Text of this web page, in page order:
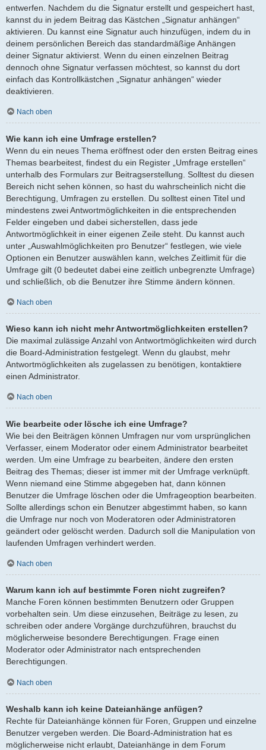
entwerfen. Nachdem du die Signatur erstellt und gespeichert hast,
kannst du in jedem Beitrag das Kästchen „Signatur anhängen“
aktivieren. Du kannst eine Signatur auch hinzufügen, indem du in
deinem persönlichen Bereich das standardmäßige Anhängen
deiner Signatur aktivierst. Wenn du einen einzelnen Beitrag
dennoch ohne Signatur verfassen möchtest, so kannst du dort
einfach das Kontrollkästchen „Signatur anhängen“ wieder
deaktivieren.
Nach oben
Wie kann ich eine Umfrage erstellen?
Wenn du ein neues Thema eröffnest oder den ersten Beitrag eines
Themas bearbeitest, findest du ein Register „Umfrage erstellen“
unterhalb des Formulars zur Beitragserstellung. Solltest du diesen
Bereich nicht sehen können, so hast du wahrscheinlich nicht die
Berechtigung, Umfragen zu erstellen. Du solltest einen Titel und
mindestens zwei Antwortmöglichkeiten in die entsprechenden
Felder eingeben und dabei sicherstellen, dass jede
Antwortmöglichkeit in einer eigenen Zeile steht. Du kannst auch
unter „Auswahlmöglichkeiten pro Benutzer“ festlegen, wie viele
Optionen ein Benutzer auswählen kann, welches Zeitlimit für die
Umfrage gilt (0 bedeutet dabei eine zeitlich unbegrenzte Umfrage)
und schließlich, ob die Benutzer ihre Stimme ändern können.
Nach oben
Wieso kann ich nicht mehr Antwortmöglichkeiten erstellen?
Die maximal zulässige Anzahl von Antwortmöglichkeiten wird durch
die Board-Administration festgelegt. Wenn du glaubst, mehr
Antwortmöglichkeiten als zugelassen zu benötigen, kontaktiere
einen Administrator.
Nach oben
Wie bearbeite oder lösche ich eine Umfrage?
Wie bei den Beiträgen können Umfragen nur vom ursprünglichen
Verfasser, einem Moderator oder einem Administrator bearbeitet
werden. Um eine Umfrage zu bearbeiten, ändere den ersten
Beitrag des Themas; dieser ist immer mit der Umfrage verknüpft.
Wenn niemand eine Stimme abgegeben hat, dann können
Benutzer die Umfrage löschen oder die Umfrageoption bearbeiten.
Sollte allerdings schon ein Benutzer abgestimmt haben, so kann
die Umfrage nur noch von Moderatoren oder Administratoren
geändert oder gelöscht werden. Dadurch soll die Manipulation von
laufenden Umfragen verhindert werden.
Nach oben
Warum kann ich auf bestimmte Foren nicht zugreifen?
Manche Foren können bestimmten Benutzern oder Gruppen
vorbehalten sein. Um diese einzusehen, Beiträge zu lesen, zu
schreiben oder andere Vorgänge durchzuführen, brauchst du
möglicherweise besondere Berechtigungen. Frage einen
Moderator oder Administrator nach entsprechenden
Berechtigungen.
Nach oben
Weshalb kann ich keine Dateianhänge anfügen?
Rechte für Dateianhänge können für Foren, Gruppen und einzelne
Benutzer vergeben werden. Die Board-Administration hat es
möglicherweise nicht erlaubt, Dateianhänge in dem Forum